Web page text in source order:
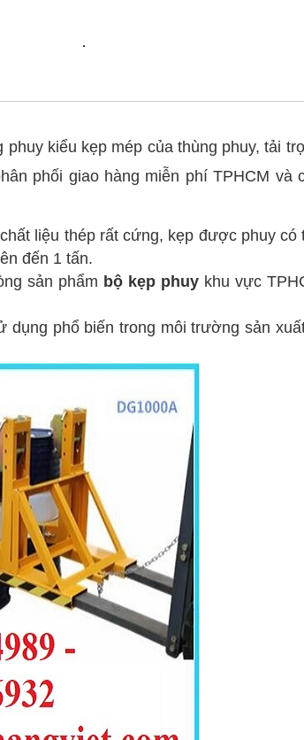
kiểu kẹp mép của thùng phuy, tải
phối giao hàng miễn phí TPHCM
liệu thép rất cứng, kẹp được phuy
đến 1 tấn.
sản phẩm bộ kẹp phuy khu vực
dụng phổ biến trong môi trường sản